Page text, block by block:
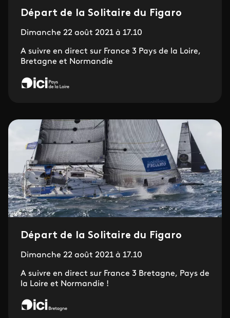
Départ de la Solitaire du Figaro
Dimanche 22 août 2021 à 17.10
A suivre en direct sur France 3 Pays de la Loire,
Bretagne et Normandie
Départ de la Solitaire du Figaro
Dimanche 22 août 2021 à 17.10
A suivre en direct sur France 3 Bretagne, Pays de
la Loire et Normandie !